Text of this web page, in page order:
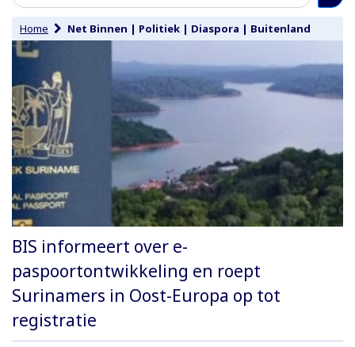
Home Net Binnen | Politiek | Diaspora | Buitenland
BIS informeert over e-
paspoortontwikkeling en roept
Surinamers in Oost-Europa op tot
registratie